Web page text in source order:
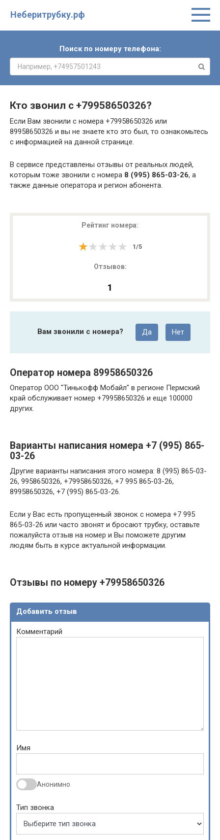
Неберитрубку.рф
Поиск по номеру телефона:
Кто звонил с +79958650326?
Если Вам звонили с номера +79958650326 или
89958650326 и вы не знаете кто это был, то ознакомьтесь
с информацией на данной странице.
В сервисе представлены отзывы от реальных людей,
которым тоже звонили с номера 8 (995) 865-03-26, а
также данные оператора и регион абонента.
Рейтинг номера:
★★★★★
★★★★★ 1/5
Отзывов:
1
Вам звонили с номера? Да Нет
Оператор номера 89958650326
Оператор ООО "Тинькофф Мобайл" в регионе Пермский
край обслуживает номер +79958650326 и еще 100000
других.
Варианты написания номера +7 (995) 865-
03-26
Другие варианты написания этого номера: 8 (995) 865-03-
26, 9958650326, +79958650326, +7 995 865-03-26,
89958650326, +7 (995) 865-03-26.
Если у Вас есть пропущенный звонок с номера +7 995
865-03-26 или часто звонят и бросают трубку, оставьте
пожалуйста отзыв на номер и Вы поможете другим
людям быть в курсе актуальной информации.
Отзывы по номеру +79958650326
Добавить отзыв
Комментарий
Имя
Анонимно
Тип звонка